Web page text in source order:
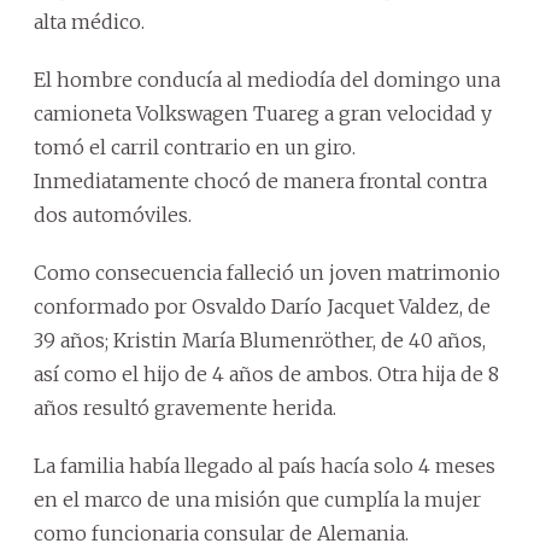
alta médico.
El hombre conducía al mediodía del domingo una
camioneta Volkswagen Tuareg a gran velocidad y
tomó el carril contrario en un giro.
Inmediatamente chocó de manera frontal contra
dos automóviles.
Como consecuencia falleció un joven matrimonio
conformado por Osvaldo Darío Jacquet Valdez, de
39 años; Kristin María Blumenröther, de 40 años,
así como el hijo de 4 años de ambos. Otra hija de 8
años resultó gravemente herida.
La familia había llegado al país hacía solo 4 meses
en el marco de una misión que cumplía la mujer
como funcionaria consular de Alemania.